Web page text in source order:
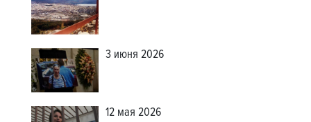
3 июня 2026
12 мая 2026